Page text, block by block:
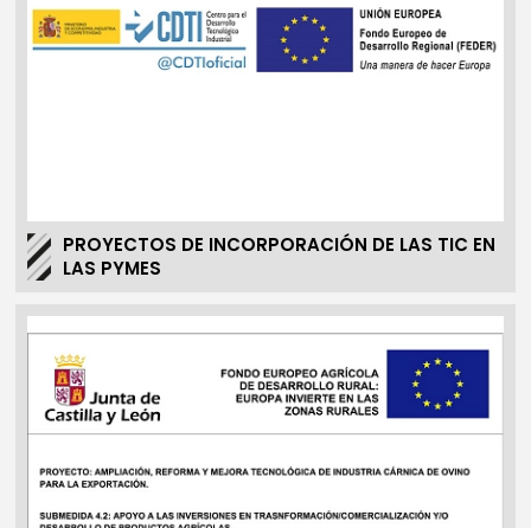
PROYECTOS DE INCORPORACIÓN DE LAS TIC EN
LAS PYMES